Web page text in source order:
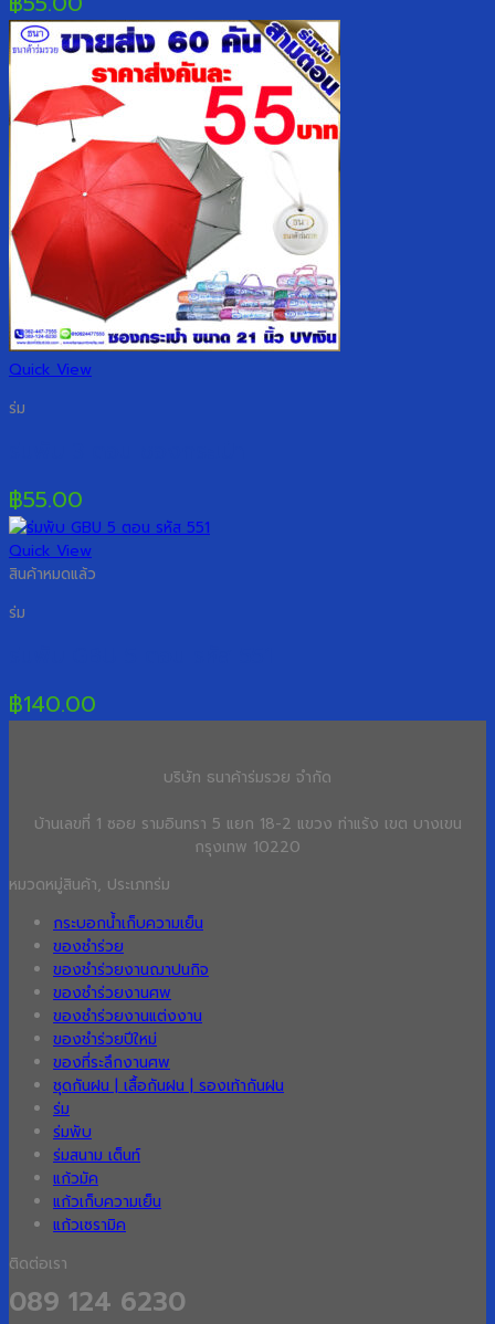
Quick View
ร่ม
฿55.00
Quick View
สินค้าหมดแล้ว
ร่ม
฿140.00
บริษัท ธนาค้าร่มรวย จำกัด
บ้านเลขที่ 1 ซอย รามอินทรา 5 แยก 18-2 แขวง ท่าแร้ง เขต บางเขน
กรุงเทพ 10220
หมวดหมู่สินค้า, ประเภทร่ม
กระบอกน้ำเก็บความเย็น
ของชำร่วย
ของชำร่วยงานฌาปนกิจ
ของชำร่วยงานศพ
ของชำร่วยงานแต่งงาน
ของชำร่วยปีใหม่
ของที่ระลึกงานศพ
ชุดกันฝน | เสื้อกันฝน | รองเท้ากันฝน
ร่ม
ร่มพับ
ร่มสนาม เต็นท์
แก้วมัค
แก้วเก็บความเย็น
แก้วเซรามิค
ติดต่อเรา
089 124 6230